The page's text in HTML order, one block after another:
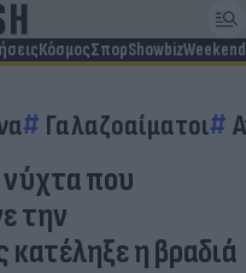
ΚόσμοςΣπορShowbizWeekend
Γαλαζοαίματοι
νύχτα που
την
η βραδιά